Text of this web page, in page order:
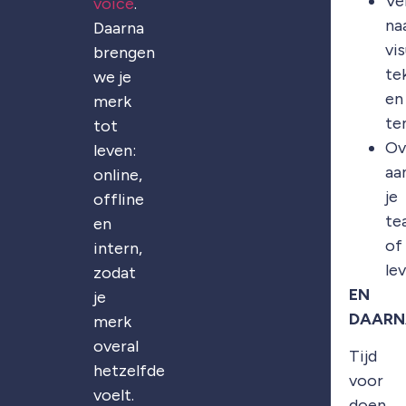
Daarna
brengen
we je
merk
tot
leven:
online,
offline
en
intern,
zodat
je
merk
overal
hetzelfde
voelt.
en
je
of
EN
Tijd
voor